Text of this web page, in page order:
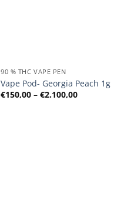
90 % THC VAPE PEN
Vape Pod- Georgia Peach 1g
€150,00 –€2.100,00Preisspanne: